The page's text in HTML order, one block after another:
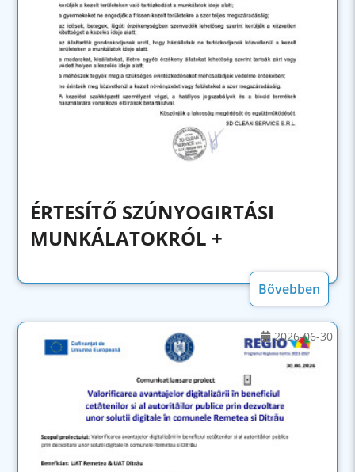
ÉRTESÍTŐ SZÚNYOGIRTÁSI
MUNKÁLATOKRÓL +
Bővebben
2026-06-30